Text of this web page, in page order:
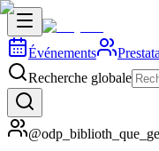
Événements
Recherche globale